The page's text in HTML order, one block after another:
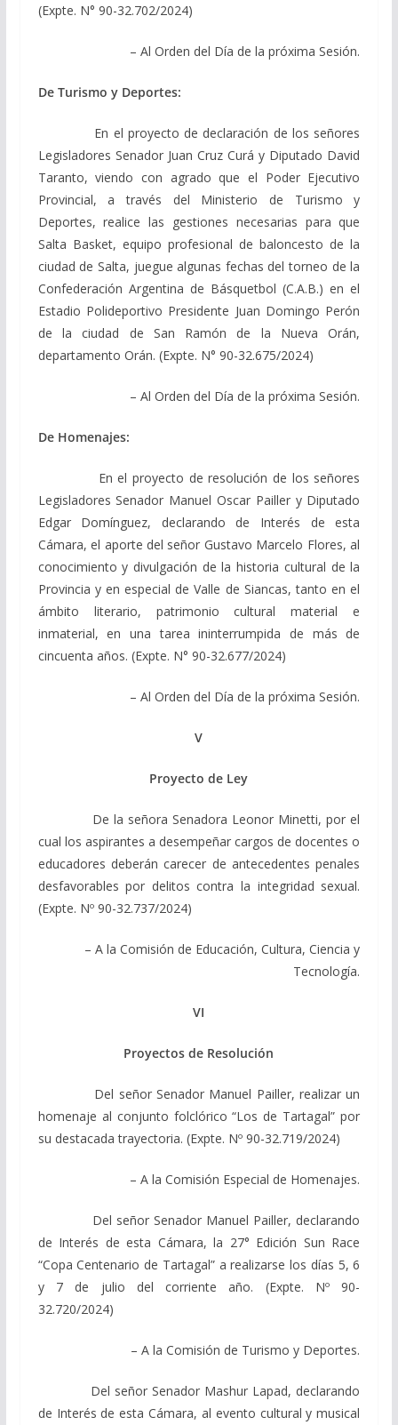
(Expte. N° 90-32.702/2024)
– Al Orden del Día de la próxima Sesión.
De Turismo y Deportes:
En el proyecto de declaración de los señores
Legisladores Senador Juan Cruz Curá y Diputado David
Taranto, viendo con agrado que el Poder Ejecutivo
Provincial, a través del Ministerio de Turismo y
Deportes, realice las gestiones necesarias para que
Salta Basket, equipo profesional de baloncesto de la
ciudad de Salta, juegue algunas fechas del torneo de la
Confederación Argentina de Básquetbol (C.A.B.) en el
Estadio Polideportivo Presidente Juan Domingo Perón
de la ciudad de San Ramón de la Nueva Orán,
departamento Orán. (Expte. N° 90-32.675/2024)
– Al Orden del Día de la próxima Sesión.
De Homenajes:
En el proyecto de resolución de los señores
Legisladores Senador Manuel Oscar Pailler y Diputado
Edgar Domínguez, declarando de Interés de esta
Cámara, el aporte del señor Gustavo Marcelo Flores, al
conocimiento y divulgación de la historia cultural de la
Provincia y en especial de Valle de Siancas, tanto en el
ámbito literario, patrimonio cultural material e
inmaterial, en una tarea ininterrumpida de más de
cincuenta años. (Expte. N° 90-32.677/2024)
– Al Orden del Día de la próxima Sesión.
V
Proyecto de Ley
De la señora Senadora Leonor Minetti, por el
cual los aspirantes a desempeñar cargos de docentes o
educadores deberán carecer de antecedentes penales
desfavorables por delitos contra la integridad sexual.
(Expte. Nº 90-32.737/2024)
– A la Comisión de Educación, Cultura, Ciencia y
Tecnología.
VI
Proyectos de Resolución
Del señor Senador Manuel Pailler, realizar un
homenaje al conjunto folclórico “Los de Tartagal” por
su destacada trayectoria. (Expte. Nº 90-32.719/2024)
– A la Comisión Especial de Homenajes.
Del señor Senador Manuel Pailler, declarando
de Interés de esta Cámara, la 27° Edición Sun Race
“Copa Centenario de Tartagal” a realizarse los días 5, 6
y 7 de julio del corriente año. (Expte. Nº 90-
32.720/2024)
– A la Comisión de Turismo y Deportes.
Del señor Senador Mashur Lapad, declarando
de Interés de esta Cámara, al evento cultural y musical